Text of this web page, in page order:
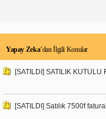
Yapay Zeka’dan İlgili Konular
[SATILDI] SATILIK
[SATILDI] Satılık 7500f